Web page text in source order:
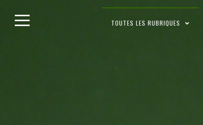
TOUTES LES RUBRIQUES